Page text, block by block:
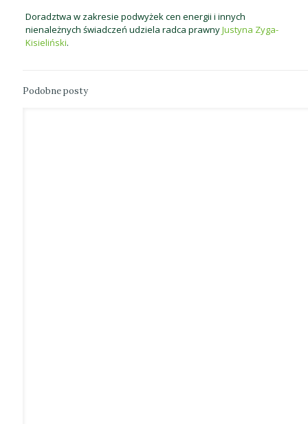
Doradztwa w zakresie podwyżek cen energii i innych
nienależnych świadczeń udziela radca prawnyJustyna Zyga-
Kisieliński.
Podobne posty